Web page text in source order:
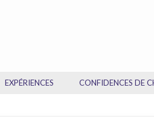
EXPÉRIENCES CONFIDENCES DE